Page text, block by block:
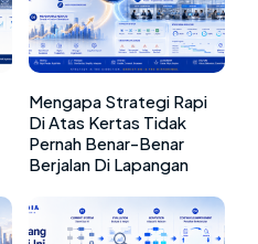
Mengapa Strategi Rapi
Di Atas Kertas Tidak
Pernah Benar-Benar
Berjalan Di Lapangan